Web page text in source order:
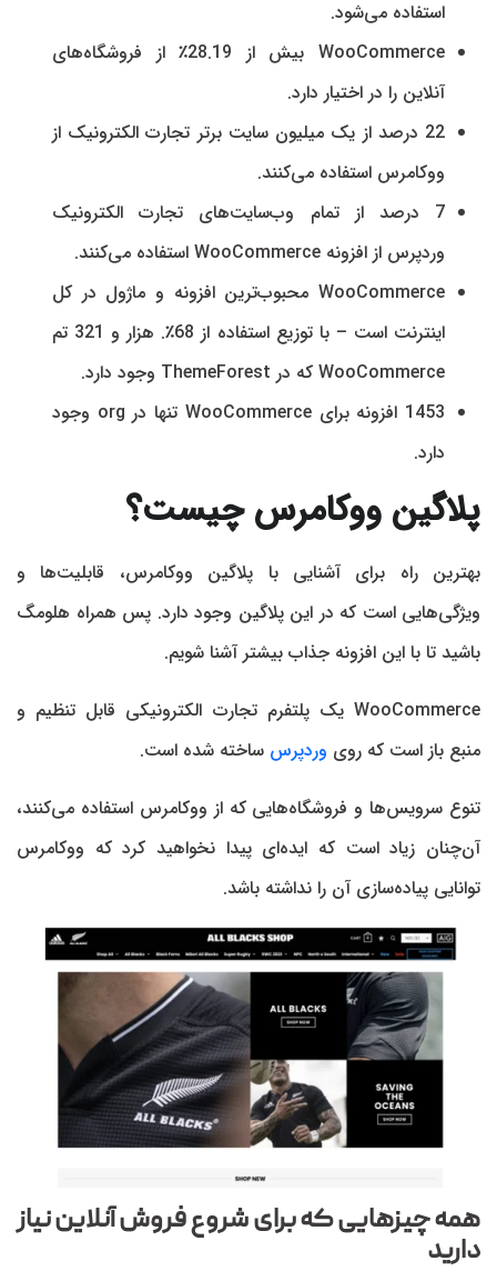
استفاده می‌شود.
WooCommerce بیش از 28.19٪ از فروشگاه‌های
آنلاین را در اختیار دارد.
22 درصد از یک میلیون سایت برتر تجارت الکترونیک از
ووکامرس استفاده می‌کنند.
7 درصد از تمام وب‌سایت‌های تجارت الکترونیک
وردپرس از افزونه WooCommerce استفاده می‌کنند.
WooCommerce محبوب‌ترین افزونه و ماژول در کل
اینترنت است – با توزیع استفاده از 68٪. هزار و 321 تم
WooCommerce که در ThemeForest وجود دارد.
1453 افزونه برای WooCommerce تنها در org وجود
دارد.
پلاگین ووکامرس چیست؟
بهترین راه برای آشنایی با پلاگین ووکامرس، قابلیت‌ها و
ویژگی‌هایی است که در این پلاگین وجود دارد. پس همراه هلومگ
باشید تا با این افزونه جذاب بیشتر آشنا شویم.
WooCommerce یک پلتفرم تجارت الکترونیکی قابل تنظیم و
منبع باز است که روی وردپرس ساخته شده است.
تنوع سرویس‌ها و فروشگاه‌هایی که از ووکامرس استفاده می‌کنند،
آن‌چنان زیاد است که ایده‌ای پیدا نخواهید کرد که ووکامرس
توانایی پیاده‌سازی آن را نداشته باشد.
همه چیزهایی که برای شروع فروش آنلاین نیاز
دارید